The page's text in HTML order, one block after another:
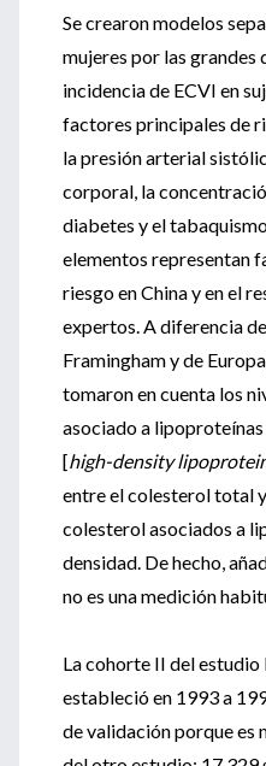
Se crearon modelos
mujeres por las grandes
incidencia de ECVI en
factores principales de
la presión arterial
corporal, la
diabetes y el
elementos representan
riesgo en China y en el
expertos. A diferencia
Framingham y de
tomaron en cuenta los
asociado a
[high-density
entre el colesterol total
colesterol asociados a
densidad. De hecho,
no es una medición
La cohorte II del
estableció en 1993 a
de validación porque es